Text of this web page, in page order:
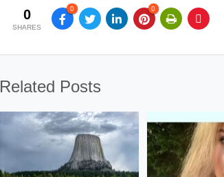
0
SHARES
0 0
Related Posts